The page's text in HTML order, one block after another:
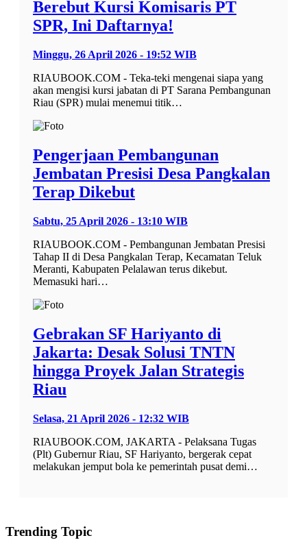
Berebut Kursi Komisaris PT
SPR, Ini Daftarnya!
Minggu, 26 April 2026 - 19:52 WIB
RIAUBOOK.COM - Teka-teki mengenai siapa yang
akan mengisi kursi jabatan di PT Sarana Pembangunan
Riau (SPR) mulai menemui titik…
Pengerjaan Pembangunan
Jembatan Presisi Desa Pangkalan
Terap Dikebut
Sabtu, 25 April 2026 - 13:10 WIB
RIAUBOOK.COM - Pembangunan Jembatan Presisi
Tahap II di Desa Pangkalan Terap, Kecamatan Teluk
Meranti, Kabupaten Pelalawan terus dikebut.
Memasuki hari…
Gebrakan SF Hariyanto di
Jakarta: Desak Solusi TNTN
hingga Proyek Jalan Strategis
Riau
Selasa, 21 April 2026 - 12:32 WIB
RIAUBOOK.COM, JAKARTA - Pelaksana Tugas
(Plt) Gubernur Riau, SF Hariyanto, bergerak cepat
melakukan jemput bola ke pemerintah pusat demi…
Trending Topic